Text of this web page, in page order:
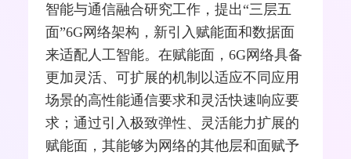
智能与通信融合研究工作，提出“三层五
面”6G网络架构，新引入赋能面和数据面
来适配人工智能。在赋能面，6G网络具备
更加灵活、可扩展的机制以适应不同应用
场景的高性能通信要求和灵活快速响应要
求；通过引入极致弹性、灵活能力扩展的
赋能面，其能够为网络的其他层和面赋予